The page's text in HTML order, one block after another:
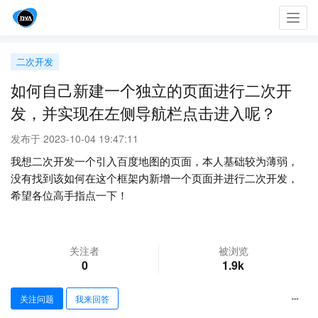
二次开发
如何自己新建一个独立的页面进行二次开
发，并实现在左侧导航栏点击进入呢？
发布于 2023-10-04 19:47:11
我想二次开发一个引入百度地图的页面，本人基础较为薄弱，
没有找到该如何在这个框架内新增一个页面并进行二次开发，
希望各位高手指点一下！
关注者
0
被浏览
1.9k
关注问题 我来回答